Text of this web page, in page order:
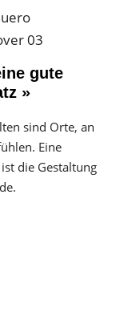
gute
»
sind Orte, an
Eine
die Gestaltung